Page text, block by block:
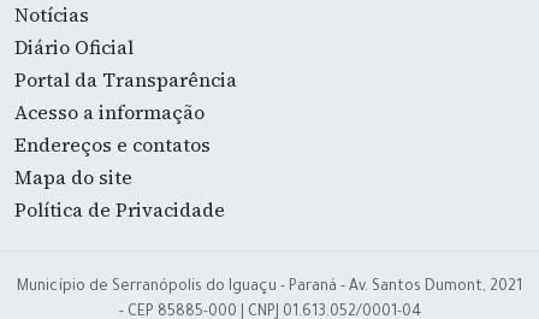
Notícias
Diário Oficial
Portal da Transparência
Acesso a informação
Endereços e contatos
Mapa do site
Política de Privacidade
Município de Serranópolis do Iguaçu - Paraná - Av. Santos Dumont, 2021
- CEP 85885-000 | CNPJ 01.613.052/0001-04